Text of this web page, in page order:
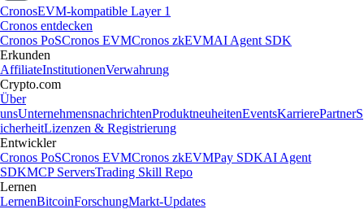
CronosEVM-kompatible Layer 1
Cronos entdecken
Cronos PoSCronos EVMCronos zkEVMAI Agent SDK
Erkunden
AffiliateInstitutionenVerwahrung
Crypto.com
Über
unsUnternehmensnachrichtenProduktneuheitenEventsKarrierePartnerS
icherheitLizenzen & Registrierung
Entwickler
Cronos PoSCronos EVMCronos zkEVMPay SDKAI Agent
SDKMCP ServersTrading Skill Repo
Lernen
LernenBitcoinForschungMarkt-Updates